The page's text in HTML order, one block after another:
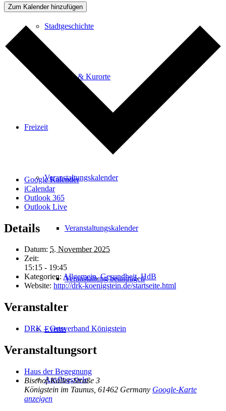
Stadtgeschichte
Heilbäder & Kurorte
Freizeit
Veranstaltungskalender
Veranstaltungskalender
Veranstaltung beantragen
Events
Ausflugsziele
Zum Kalender hinzufügen
Google Kalender
iCalendar
Outlook 365
Outlook Live
Details
Datum: 5. November 2025
Zeit:
15:15 - 19:45
Kategorien: Allgemein,Gesundheit,HdB
Website: http://drk-koenigstein.de/startseite.html
Veranstalter
DRK – Ortsverband Königstein
Veranstaltungsort
Haus der Begegnung
Bischof-Kaller-Straße 3
Königstein im Taunus 61462 Germany Google-Karte
anzeigen